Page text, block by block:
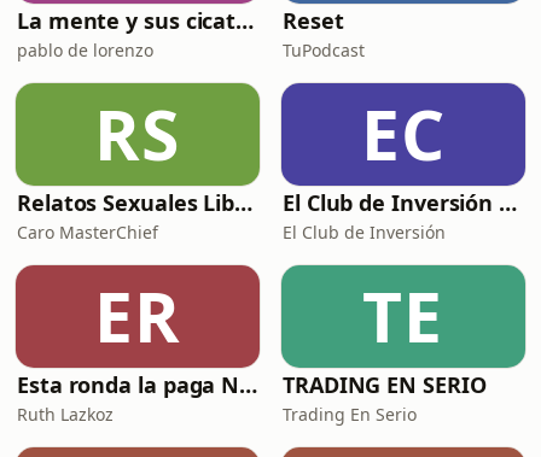
La mente y sus cicatrices
pablo de lorenzo
Reset
TuPodcast
RS
Relatos Sexuales Liberales
Caro MasterChief
EC
El Club de Inversión podcast
El Club de Inversión
ER
Esta ronda la paga Newton
Ruth Lazkoz
TE
TRADING EN SERIO
Trading En Serio